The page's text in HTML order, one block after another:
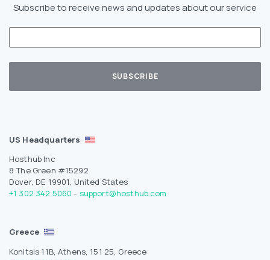
Subscribe to receive news and updates about our service
US Headquarters
Hosthub Inc
8 The Green #15292
Dover, DE 19901, United States
+1 302 342 5060 - support@hosthub.com
Greece
Konitsis 11B, Athens, 151 25, Greece